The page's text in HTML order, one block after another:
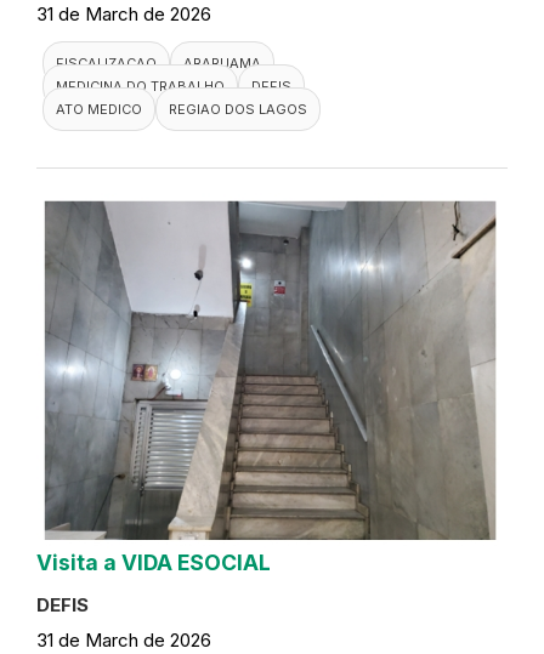
31 de March de 2026
FISCALIZACAO
ARARUAMA
MEDICINA DO TRABALHO
DEFIS
ATO MEDICO
REGIAO DOS LAGOS
Visita a VIDA ESOCIAL
DEFIS
31 de March de 2026